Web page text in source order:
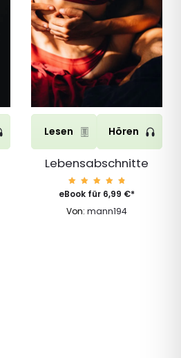
Lesen Hören
Lebensabschnitte
Bewerte
t mit
von 5
eBook für 6,99 €*
Von:mann194